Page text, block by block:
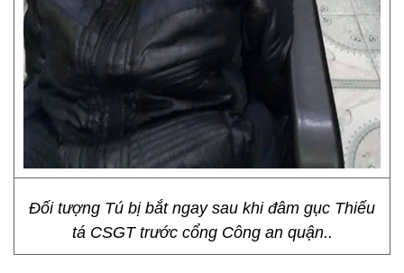
Đối tượng Tú bị bắt ngay sau khi đâm gục Thiếu
tá CSGT trước cổng Công an quận..